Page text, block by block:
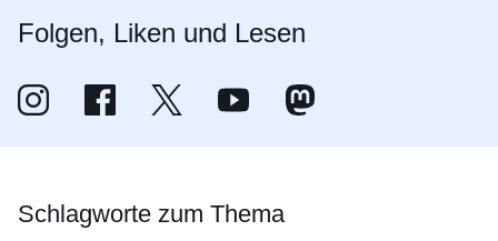
Folgen, Liken und Lesen
@regierunghessen auf Instagram
Öffnet sich in einem neuen Fenster
@hessen.de auf Facebook
Öffnet sich in einem neuen Fenster
@reghessen auf X (vormals Twitter)
Öffnet sich in einem neuen Fenster
@regierunghessen auf YouTube
Öffnet sich in einem neuen Fenster
@landesregierung auf
Öffnet sich in einem
Schlagworte zum Thema